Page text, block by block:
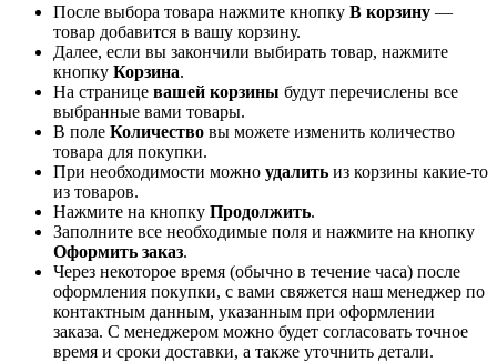
После выбора товара нажмите кнопку В корзину —
товар добавится в вашу корзину.
Далее, если вы закончили выбирать товар, нажмите
кнопку Корзина.
На странице вашей корзины будут перечислены все
выбранные вами товары.
В поле Количество вы можете изменить количество
товара для покупки.
При необходимости можно удалить из корзины какие-то
из товаров.
Нажмите на кнопку Продолжить.
Заполните все необходимые поля и нажмите на кнопку
Оформить заказ.
Через некоторое время (обычно в течение часа) после
оформления покупки, с вами свяжется наш менеджер по
контактным данным, указанным при оформлении
заказа. С менеджером можно будет согласовать точное
время и сроки доставки, а также уточнить детали.